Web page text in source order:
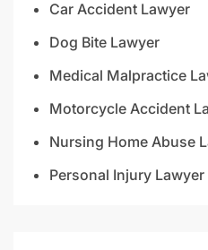
Car Accident Lawyer
Dog Bite Lawyer
Medical Malpractice
Motorcycle Accident
Nursing Home Abuse
Personal Injury Lawyer